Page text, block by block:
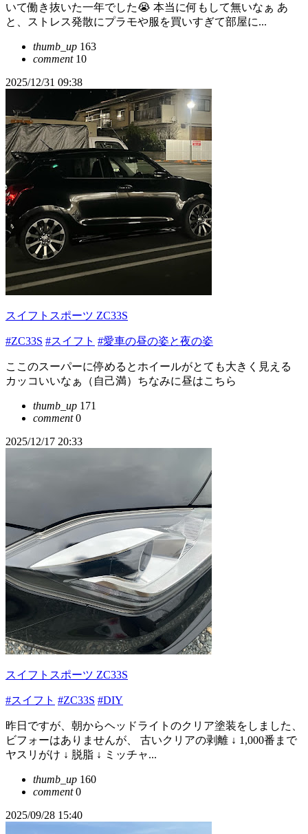
いて働き抜いた一年でした😭 本当に何もして無いなぁ あ
と、ストレス発散にプラモや服を買いすぎて部屋に...
thumb_up 163
comment10
2025/12/31 09:38
スイフトスポーツ ZC33S
#ZC33S #スイフト #愛車の昼の姿と夜の姿
ここのスーパーに停めるとホイールがとても大きく見える
カッコいいなぁ（自己満）ちなみに昼はこちら
thumb_up 171
comment0
2025/12/17 20:33
スイフトスポーツ ZC33S
#スイフト #ZC33S #DIY
昨日ですが、朝からヘッドライトのクリア塗装をしました、
ビフォーはありませんが、 古いクリアの剥離 ↓ 1,000番まで
ヤスリがけ ↓ 脱脂 ↓ ミッチャ...
thumb_up 160
comment0
2025/09/28 15:40